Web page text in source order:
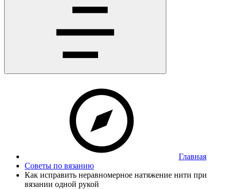
Главная
Советы по вязанию
Как исправить неравномерное натяжение нити при
вязании одной рукой